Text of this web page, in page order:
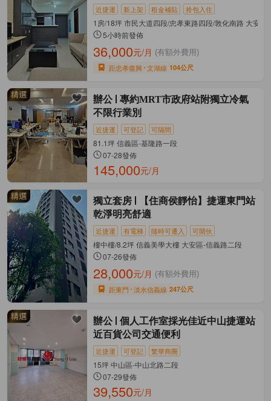
近捷運 新上架 租金補貼 拎包入住
1房/18坪 市民大道四段/忠孝東路四段/敦化南路 大安區
5小時前發佈
36,000元/月 (有額外費用)
距忠孝復興 文湖線 104公尺
辦公
專約MRT市政府站附獨立冷氣
不限行業別
近捷運 可登記 可隔間
81.1坪 信義區-基隆路一段
07-28發佈
145,000元/月
獨立套房
【住商侯靜怡】捷運東門站
乾淨明亮舒適
近捷運 有電梯 隨時可遷入 可開伙
樓中樓/8.2坪 信義美學大樓 大安區-信義路二段
07-26發佈
28,000元/月 (有額外費用)
距東門 淡水信義線 247公尺
辦公
個人工作室採光佳近中山捷運站
近百貨公司交通便利
近捷運 可登記 繁華商圈
15坪 中山區-中山北路二段
07-29發佈
39,550元/月